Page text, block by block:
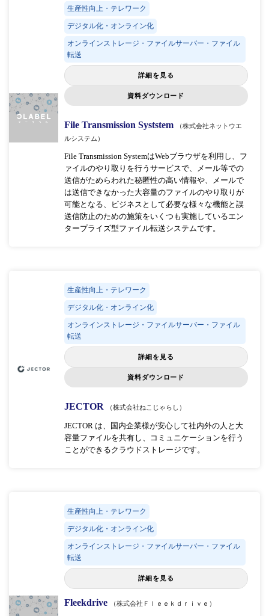
生産性向上・テレワーク
デジタル化・オンライン化
オンラインストレージ・ファイルサーバー・ファイル
転送
詳細を見る
資料ダウンロード
File Transmission Syststem
（株式会社ネットウエ
ルシステム）
File Transmission SystemはWebブラウザを利用し、フ
ァイルのやり取りを行うサービスで、メール等での
送信がためらわれた秘匿性の高い情報や、メールで
は送信できなかった大容量のファイルのやり取りが
可能となる、ビジネスとして必要な様々な機能と誤
送信防止のための施策をいくつも実施しているエン
タープライズ型ファイル転送システムです。
生産性向上・テレワーク
デジタル化・オンライン化
オンラインストレージ・ファイルサーバー・ファイル
転送
詳細を見る
資料ダウンロード
JECTOR （株式会社ねこじゃらし）
JECTOR は、国内企業様が安心して社内外の人と大
容量ファイルを共有し、コミュニケーションを行う
ことができるクラウドストレージです。
生産性向上・テレワーク
デジタル化・オンライン化
オンラインストレージ・ファイルサーバー・ファイル
転送
詳細を見る
Fleekdrive （株式会社Ｆｌｅｅｋｄｒｉｖｅ）